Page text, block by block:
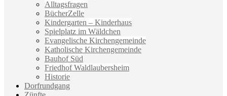
Alltagsfragen
BücherZelle
Kindergarten – Kinderhaus
Spielplatz im Wäldchen
Evangelische Kirchengemeinde
Katholische Kirchengemeinde
Bauhof Süd
Friedhof Waldlaubersheim
Historie
Dorfrundgang